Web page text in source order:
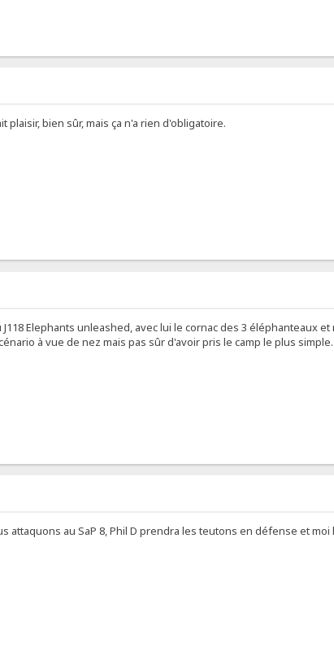
plaisir, bien sûr, mais ça n'a rien d'obligatoire.
J118 Elephants unleashed, avec lui le cornac des 3 éléphanteaux
à vue de nez mais pas sûr d'avoir pris le camp le plus simple.
attaquons au SaP 8, Phil D prendra les teutons en défense et